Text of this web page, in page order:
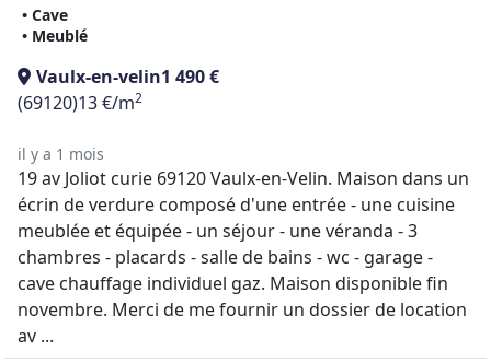
• Cave
• Meublé
Vaulx-en-velin1 490 €
(69120)13 €/m2
il y a 1 mois
19 av Joliot curie 69120 Vaulx-en-Velin. Maison dans un
écrin de verdure composé d'une entrée - une cuisine
meublée et équipée - un séjour - une véranda - 3
chambres - placards - salle de bains - wc - garage -
cave chauffage individuel gaz. Maison disponible fin
novembre. Merci de me fournir un dossier de location
av ...